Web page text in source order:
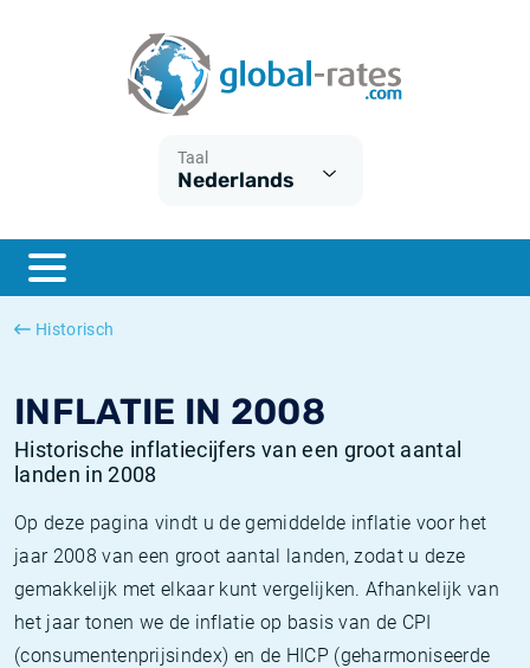
Taal
Nederlands
Historisch
INFLATIE IN 2008
Historische inflatiecijfers van een groot aantal
landen in 2008
Op deze pagina vindt u de gemiddelde inflatie voor het
jaar 2008 van een groot aantal landen, zodat u deze
gemakkelijk met elkaar kunt vergelijken. Afhankelijk van
het jaar tonen we de inflatie op basis van de CPI
(consumentenprijsindex) en de HICP (geharmoniseerde
ESTER
SONIA
Wat is CPI inflatie?
Wat is HICP inflatie?
Nederlandse inflatie - CPI
Amerikaanse inflatie - CPI
Euribor historie
SOFR historie
TONAR historie
Inflatiecalculator